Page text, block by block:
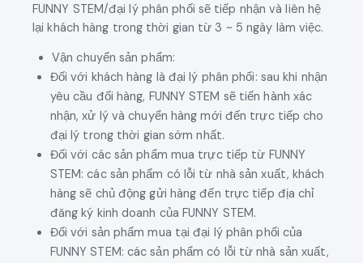
FUNNY STEM/đại lý phân phối sẽ tiếp nhận và liên hệ
lại khách hàng trong thời gian từ 3 ~ 5 ngày làm việc.
Vận chuyển sản phẩm:
Đối với khách hàng là đại lý phân phối: sau khi nhận
yêu cầu đổi hàng, FUNNY STEM sẽ tiến hành xác
nhận, xử lý và chuyển hàng mới đến trực tiếp cho
đại lý trong thời gian sớm nhất.
Đối với các sản phẩm mua trực tiếp từ FUNNY
STEM: các sản phẩm có lỗi từ nhà sản xuất, khách
hàng sẽ chủ động gửi hàng đến trực tiếp địa chỉ
đăng ký kinh doanh của FUNNY STEM.
Đối với sản phẩm mua tại đại lý phân phối của
FUNNY STEM: các sản phẩm có lỗi từ nhà sản xuất,